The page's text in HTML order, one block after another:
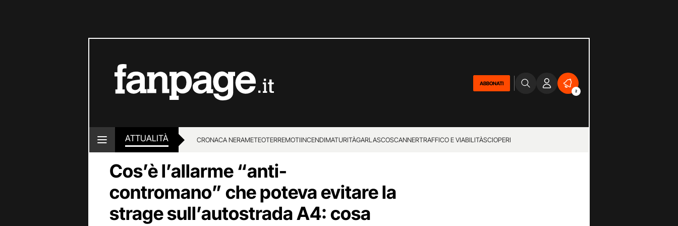
ABBONATI
2
ATTUALITÀ CRONACA NERAMETEOTERREMOTIINCENDIMATURITÀGARLASCOSCANNERTRAFFICO E VIABILITÀSCIOPERI
LOTTO E SUPERENALOTTO
Cos’è l’allarme “anti-
contromano” che poteva evitare la
strage sull’autostrada A4: cosa